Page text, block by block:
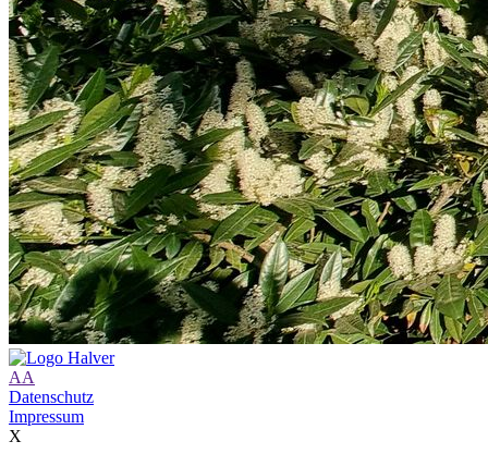
AA
Datenschutz
Impressum
X